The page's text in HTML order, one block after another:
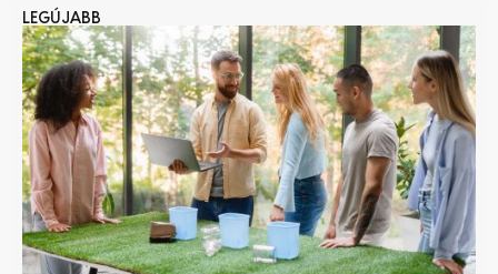
LEGÚJABB